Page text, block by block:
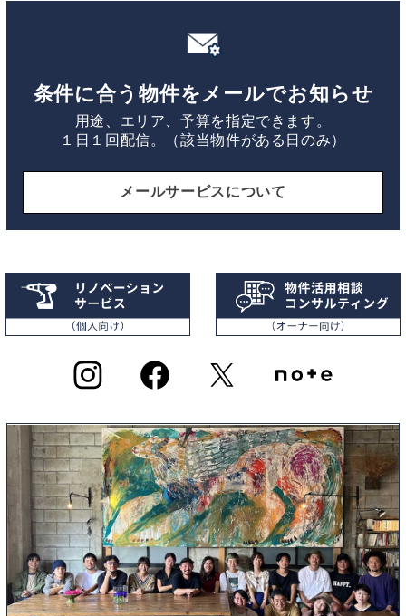
条件に合う物件をメールでお知らせ
用途、エリア、予算を指定できます。
１日１回配信。（該当物件がある日のみ）
メールサービスについて